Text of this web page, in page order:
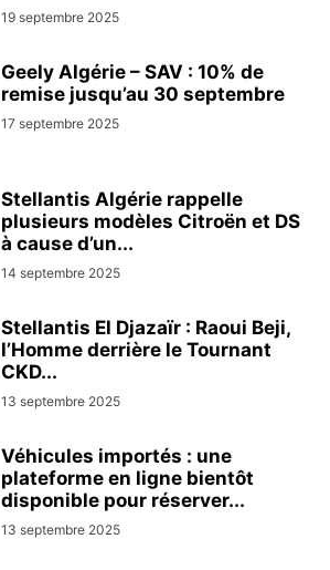
19 septembre 2025
Geely Algérie – SAV : 10% de
remise jusqu’au 30 septembre
17 septembre 2025
Stellantis Algérie rappelle
plusieurs modèles Citroën et DS
à cause d’un...
14 septembre 2025
Stellantis El Djazaïr : Raoui Beji,
l’Homme derrière le Tournant
CKD...
13 septembre 2025
Véhicules importés : une
plateforme en ligne bientôt
disponible pour réserver...
13 septembre 2025